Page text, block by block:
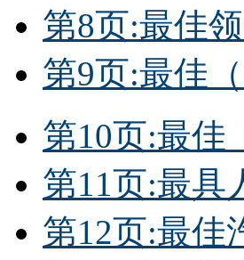
第8页:最佳
第9页:最佳
第10页:最佳
第11页:最具
第12页:最佳